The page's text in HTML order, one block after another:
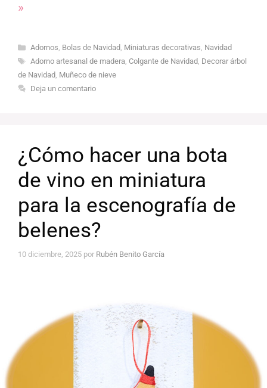
»
Categorías
Adornos, Bolas de Navidad, Miniaturas decorativas, Navidad
Etiquetas
Adorno artesanal de madera, Colgante de Navidad, Decorar árbol
de Navidad, Muñeco de nieve
Deja un comentario
¿Cómo hacer una bota
de vino en miniatura
para la escenografía de
belenes?
10 diciembre, 2025 por Rubén Benito García